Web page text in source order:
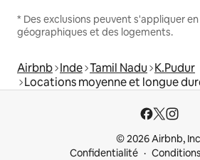
* Des exclusions peuvent s'appliquer
géographiques et des logements.
Airbnb Inde Tamil Nadu K.Pudur
Locations moyenne et longue
© 2026 Airbnb,
Confidentialité